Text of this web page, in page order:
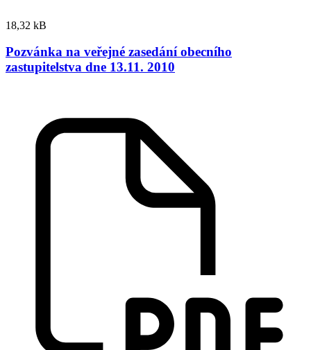
18,32 kB
Pozvánka na veřejné zasedání obecního
zastupitelstva dne 13.11. 2010